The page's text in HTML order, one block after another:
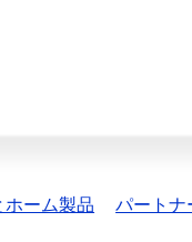
ホーム製品 パートナ